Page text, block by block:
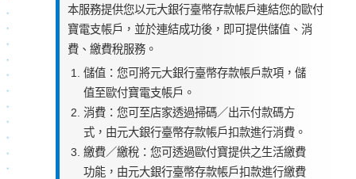
本服務提供您以元大銀行臺幣存款帳戶連結您的歐付
寶電支帳戶，並於連結成功後，即可提供儲值、消
費、繳費稅服務。
儲值：您可將元大銀行臺幣存款帳戶款項，儲
值至歐付寶電支帳戶。
消費：您可至店家透過掃碼／出示付款碼方
式，由元大銀行臺幣存款帳戶扣款進行消費。
繳費／繳稅：您可透過歐付寶提供之生活繳費
功能，由元大銀行臺幣存款帳戶扣款進行繳費